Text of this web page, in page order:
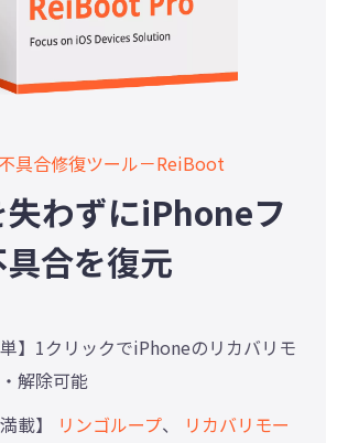
具合修復ツール－ReiBoot
失わずにiPhoneフ
合を復元
単】1クリックでiPhoneのリカバリモ
解除可能
載】
リンゴループ、
リカバリモー